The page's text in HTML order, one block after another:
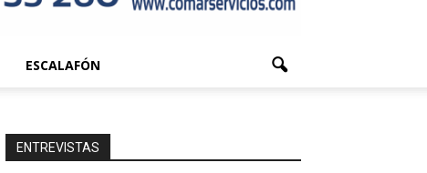
ESCALAFÓN
ENTREVISTAS